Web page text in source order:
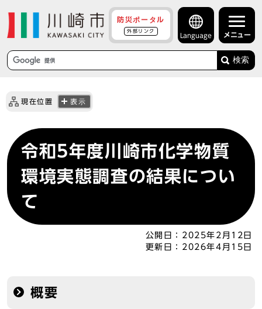
防災ポータル
外部リンク
Language メニュー
検索
現在位置 表示
令和5年度川崎市化学物質
環境実態調査の結果につい
て
公開日： 2025年2月12日
更新日： 2026年4月15日
概要